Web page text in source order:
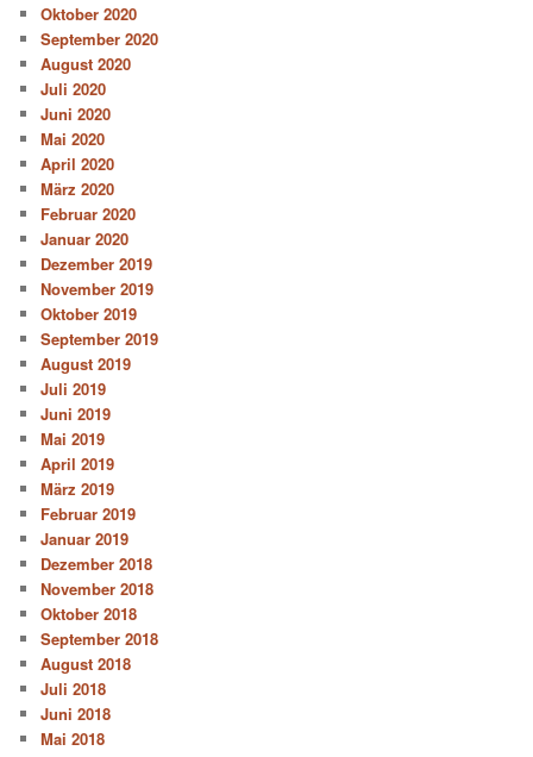
Oktober 2020
September 2020
August 2020
Juli 2020
Juni 2020
Mai 2020
April 2020
März 2020
Februar 2020
Januar 2020
Dezember 2019
November 2019
Oktober 2019
September 2019
August 2019
Juli 2019
Juni 2019
Mai 2019
April 2019
März 2019
Februar 2019
Januar 2019
Dezember 2018
November 2018
Oktober 2018
September 2018
August 2018
Juli 2018
Juni 2018
Mai 2018